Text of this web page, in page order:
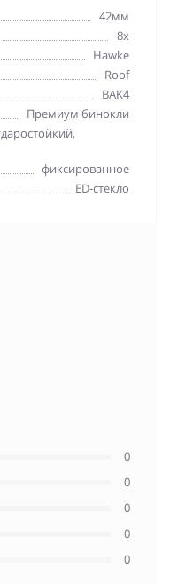
42мм
8x
Hawke
Roof
BAK4
Премиум бинокли
фиксированное
ED-стекло
0
0
0
0
0